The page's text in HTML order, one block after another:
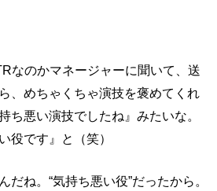
なのかマネージャーに聞いて、送
、めちゃくちゃ演技を褒めてくれ
ち悪い演技でしたね』みたいな。
役です』と（笑）
だね。“気持ち悪い役”だったから。